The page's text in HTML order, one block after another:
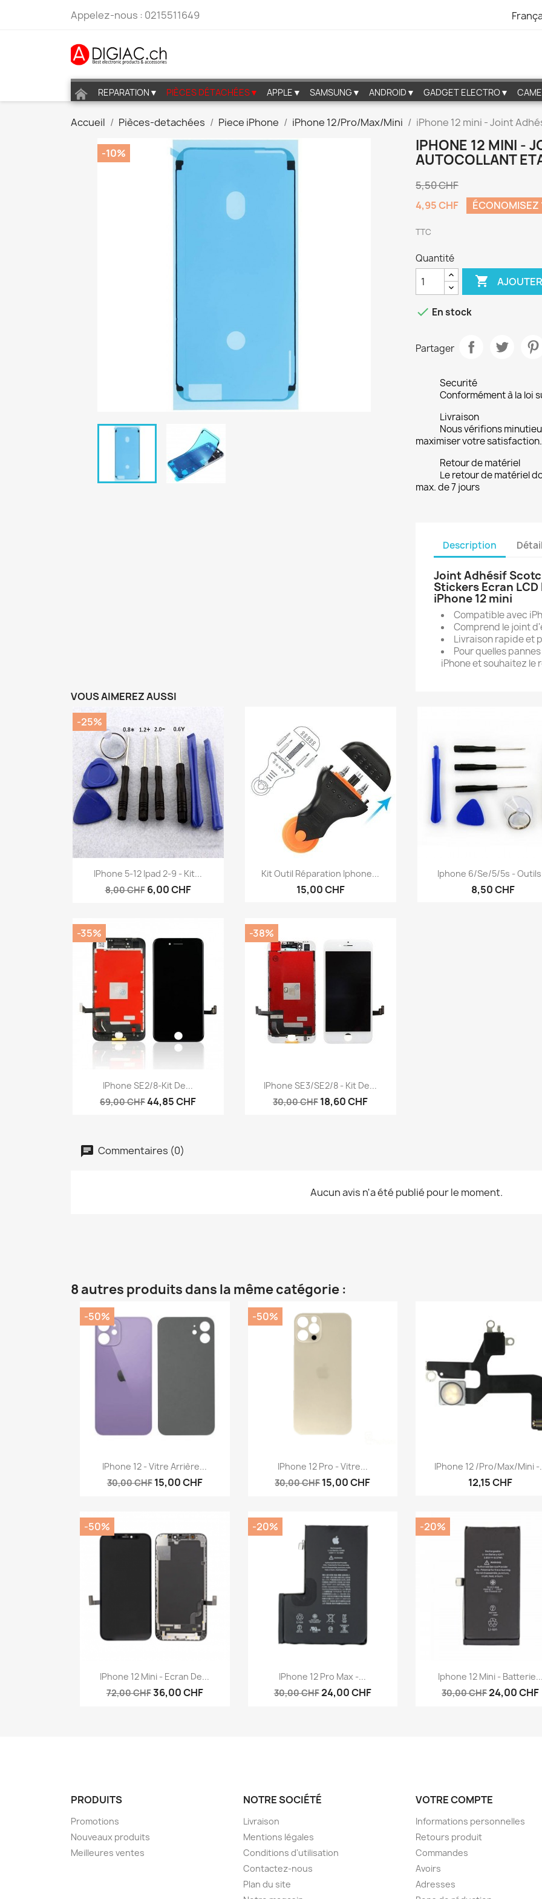
Appelez-nous : 0215511649
REPARATION▼ PIÈCES DÉTACHÉES▼ APPLE▼ SAMSUNG▼ ANDROID▼ GADGET ELECTRO▼
Accueil Pièces-detachées Piece iPhone iPhone 12/Pro/Max/Mini iPhone 12 mini - Joint
-10%
IPHONE 12 MINI -
AUTOCOLLANT
5,50 CHF
4,95 CHF
ÉCONOMISEZ
TTC
Quantité

 En stock
Partager
Securité
Conformément à la loi
Livraison
Nous vérifions
maximiser votre satisfaction.
Retour de matériel
Le retour de matériel
max. de 7 jours
Description
Joint Adhésif
Stickers Ecran
iPhone 12 mini
Compatible avec
Comprend le joint
Livraison rapide et
Pour quelles
iPhone et souhaitez le
VOUS AIMEREZ AUSSI
Aperçu rapide
IPhone 5-12 Ipad 2-9 - Kit...
8,00 CHF 6,00 CHF
-25%
 Aperçu rapide
Kit Outil Réparation Iphone...
15,00 CHF
 Aperçu rapide
Iphone 6/se/5/5s -
8,50 CHF
Aperçu rapide
IPhone SE2/8-Kit De...
69,00 CHF44,85 CHF
-35%
 Aperçu rapide
IPhone SE3/SE2/8 - Kit De...
30,00 CHF 18,60 CHF
-38%
Commentaires (0)
Aucun avis n'a été publié pour le moment.
8 autres produits dans la même catégorie :
Aperçu rapide
IPhone 12 - Vitre Arrière...
30,00 CHF 15,00 CHF
-50%
Aperçu rapide
IPhone 12 Pro - Vitre...
30,00 CHF15,00 CHF
-50%
 Aperçu rapide
IPhone 12 /Pro/Max/Mini -
12,15 CHF
Aperçu rapide
IPhone 12 Mini - Ecran De...
72,00 CHF36,00 CHF
-50%
Aperçu rapide
IPhone 12 Pro Max -...
30,00 CHF24,00 CHF
-20%
Aperçu rapide
Iphone 12 Mini -
30,00 CHF24,00 CHF
-20%
PRODUITS
Promotions
Nouveaux produits
Meilleures ventes
NOTRE SOCIÉTÉ
Livraison
Mentions légales
Conditions d'utilisation
Contactez-nous
Plan du site
VOTRE COMPTE
Informations personnelles
Retours produit
Commandes
Avoirs
Adresses